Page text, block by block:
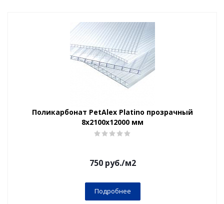
Поликарбонат PetAlex Platino прозрачный
8х2100х12000 мм
750руб./м2
Подробнее